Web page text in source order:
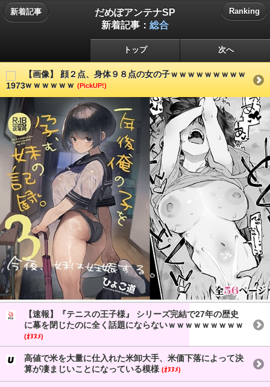
新着記事
だめぽアンテナSP
新着記事： 総合
Ranking
トップ 次へ
【画像】 顔２点、身体９８点の女の子ｗｗｗｗｗｗｗｗｗ
ｗｗｗｗｗｗ (PickUP!)
【速報】『テニスの王子様』 シリーズ完結で27年の歴史
に幕を閉じたのに全く話題にならないｗｗｗｗｗｗｗｗｗ
(ｵﾇﾇﾒ)
高値で米を大量に仕入れた米卸大手、米価下落によって決
算が凄まじいことになっている模様 (ｵﾇﾇﾒ)